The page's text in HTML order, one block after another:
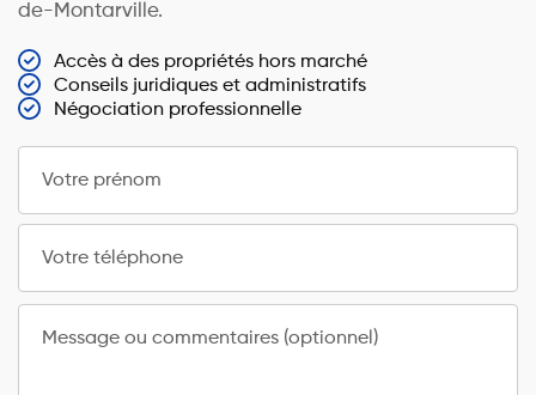
de-Montarville.
Accès à des propriétés hors marché
Conseils juridiques et administratifs
Négociation professionnelle
Votre prénom
Votre téléphone
Message ou commentaires (optionnel)